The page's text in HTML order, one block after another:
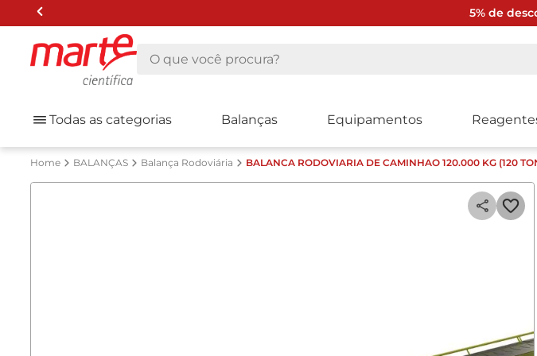
5% de
O que você procura?
Todas as categorias Balanças Equipamentos
BALANÇAS Balança Rodoviária BALANCA RODOVIARIA DE CAMINHAO 120.000 KG (120